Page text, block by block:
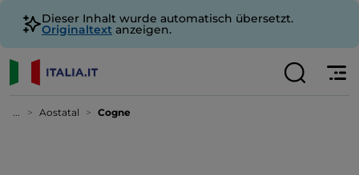
Dieser Inhalt wurde automatisch übersetzt.
Originaltext anzeigen.
... Aostatal Cogne